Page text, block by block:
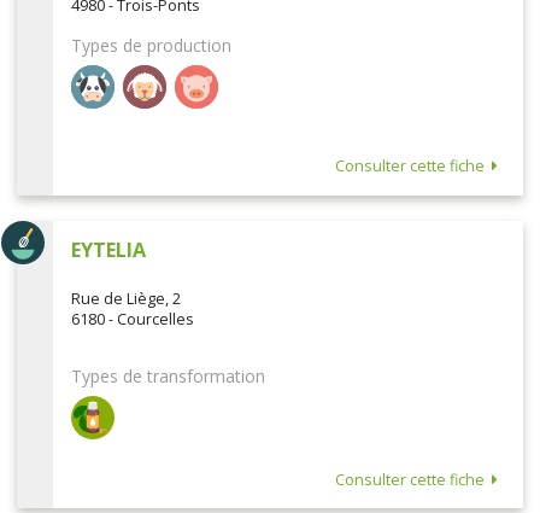
4980 - Trois-Ponts
Types de production
Consulter cette fiche
EYTELIA
Rue de Liège, 2
6180 - Courcelles
Types de transformation
Consulter cette fiche